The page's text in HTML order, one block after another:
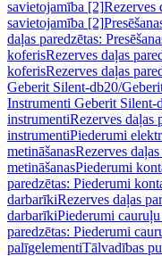
savietojamība [2]Rezerves
savietojamība [2]
daļas paredzētas:
koferisRezerves daļas
koferisRezerves daļas
Geberit Silent-db20/
Instrumenti Geberit Silent-
instrumentiRezerves daļas
instrumentiPiederumi
metināšanasRezerves
metināšanasPiederumi
paredzētas: Piederumi
darbarīkiRezerves daļas
darbarīkiPiederumi
paredzētas: Piederumi
palīgelementiTālvadības